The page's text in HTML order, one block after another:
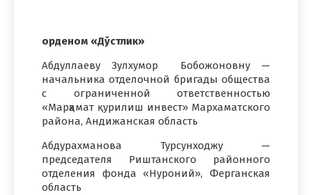
орденом «Дўстлик»
Абдуллаеву Зулхумор Бобожоновну —
начальника отделочной бригады общества
с ограниченной ответственностью
«Марҳамат қурилиш инвест» Мархаматского
района, Андижанская область
Абдурахманова Турсунходжу —
председателя Риштанского районного
отделения фонда «Нуроний», Ферганская
область